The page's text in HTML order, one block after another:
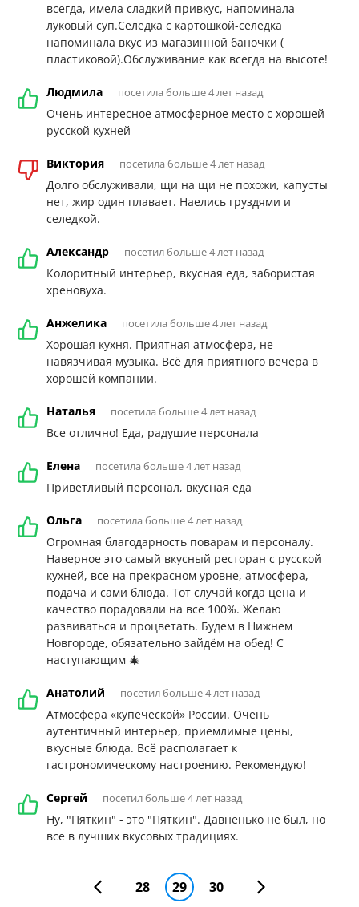
всегда, имела сладкий привкус, напоминала
луковый суп.Селедка с картошкой-селедка
напоминала вкус из магазинной баночки (
пластиковой).Обслуживание как всегда на высоте!
Людмила посетила больше 4 лет назад
Очень интересное атмосферное место с хорошей
русской кухней
Виктория посетила больше 4 лет назад
Долго обслуживали, щи на щи не похожи, капусты
нет, жир один плавает. Наелись груздями и
селедкой.
Александр посетил больше 4 лет назад
Колоритный интерьер, вкусная еда, забористая
хреновуха.
Анжелика посетила больше 4 лет назад
Хорошая кухня. Приятная атмосфера, не
навязчивая музыка. Всё для приятного вечера в
хорошей компании.
Наталья посетила больше 4 лет назад
Все отлично! Еда, радушие персонала
Елена посетила больше 4 лет назад
Приветливый персонал, вкусная еда
Ольга посетила больше 4 лет назад
Огромная благодарность поварам и персоналу.
Наверное это самый вкусный ресторан с русской
кухней, все на прекрасном уровне, атмосфера,
подача и сами блюда. Тот случай когда цена и
качество порадовали на все 100%. Желаю
развиваться и процветать. Будем в Нижнем
Новгороде, обязательно зайдём на обед! С
наступающим 🎄
Анатолий посетил больше 4 лет назад
Атмосфера «купеческой» России. Очень
аутентичный интерьер, приемлимые цены,
вкусные блюда. Всё располагает к
гастрономическому настроению. Рекомендую!
Сергей посетил больше 4 лет назад
Ну, "Пяткин" - это "Пяткин". Давненько не был, но
все в лучших вкусовых традициях.
28 29 30